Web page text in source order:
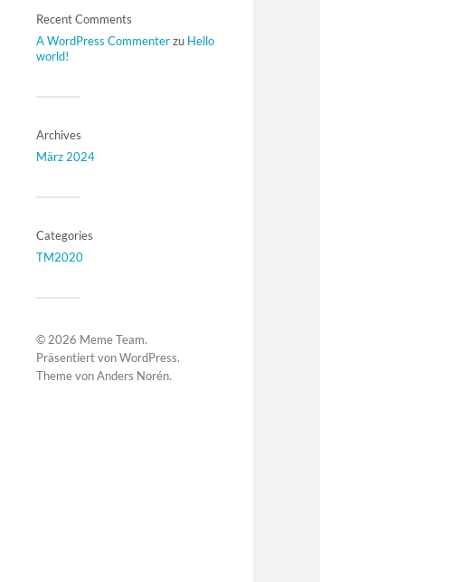
Recent Comments
A WordPress Commenterzu Hello
world!
Archives
März 2024
Categories
TM2020
© 2026 Meme Team.
Präsentiert vonWordPress.
Theme vonAnders Norén.